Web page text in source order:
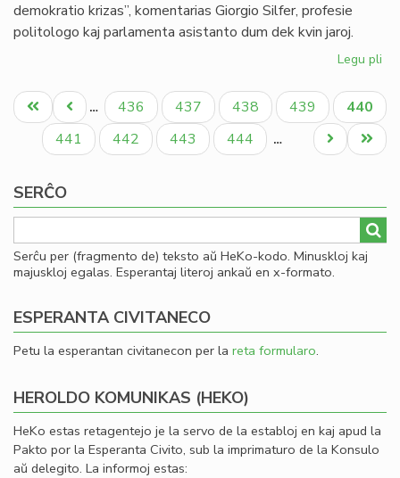
demokratio krizas”, komentarias Giorgio Silfer, profesie
politologo kaj parlamenta asistanto dum dek kvin jaroj.
Legu pli
da
ol
Pagination
Unua
paĝo
Antaŭa
paĝo
… Paĝo
436 Paĝo
437 Paĝo
438 Paĝo
439
Aktuala
paĝo
440
Paĝo
441 Paĝo
442 Paĝo
443 Paĝo
444 …
Last
page
Next
page
SERĈO
Serĉu per (fragmento de) teksto aŭ HeKo-kodo. Minuskloj kaj
majuskloj egalas. Esperantaj literoj ankaŭ en x-formato.
ESPERANTA CIVITANECO
Petu la esperantan civitanecon per la reta formularo.
HEROLDO KOMUNIKAS (HEKO)
HeKo estas retagentejo je la servo de la establoj en kaj apud la
Pakto por la Esperanta Civito, sub la imprimaturo de la Konsulo
aŭ delegito. La informoj estas: